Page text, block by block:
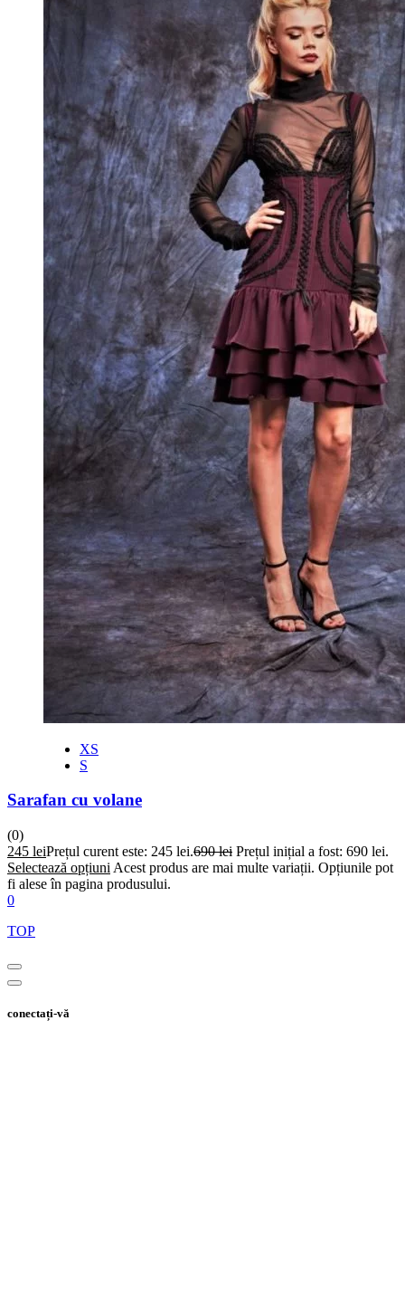
XS
S
Sarafan cu volane
(0)
245 leiPrețul curent este: 245 lei.690lei Prețul inițial a fost: 690 lei.
Selectează opțiuni Acest produs are mai multe variații. Opțiunile pot
fi alese în pagina produsului.
0
TOP
conectați-vă